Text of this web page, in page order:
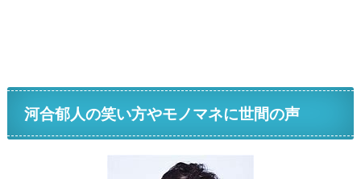
河合郁人の笑い方やモノマネに世間の声